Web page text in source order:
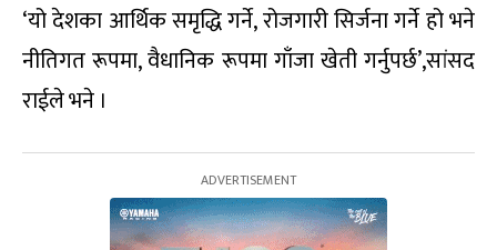
‘यो देशका आर्थिक समृद्धि गर्ने, रोजगारी सिर्जना गर्ने हो भने
नीतिगत रूपमा, वैधानिक रूपमा गाँजा खेती गर्नुपर्छ’,सांसद
राईले भने ।